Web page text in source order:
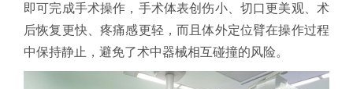
即可完成手术操作，手术体表创伤小、切口更美观、术
后恢复更快、疼痛感更轻，而且体外定位臂在操作过程
中保持静止，避免了术中器械相互碰撞的风险。